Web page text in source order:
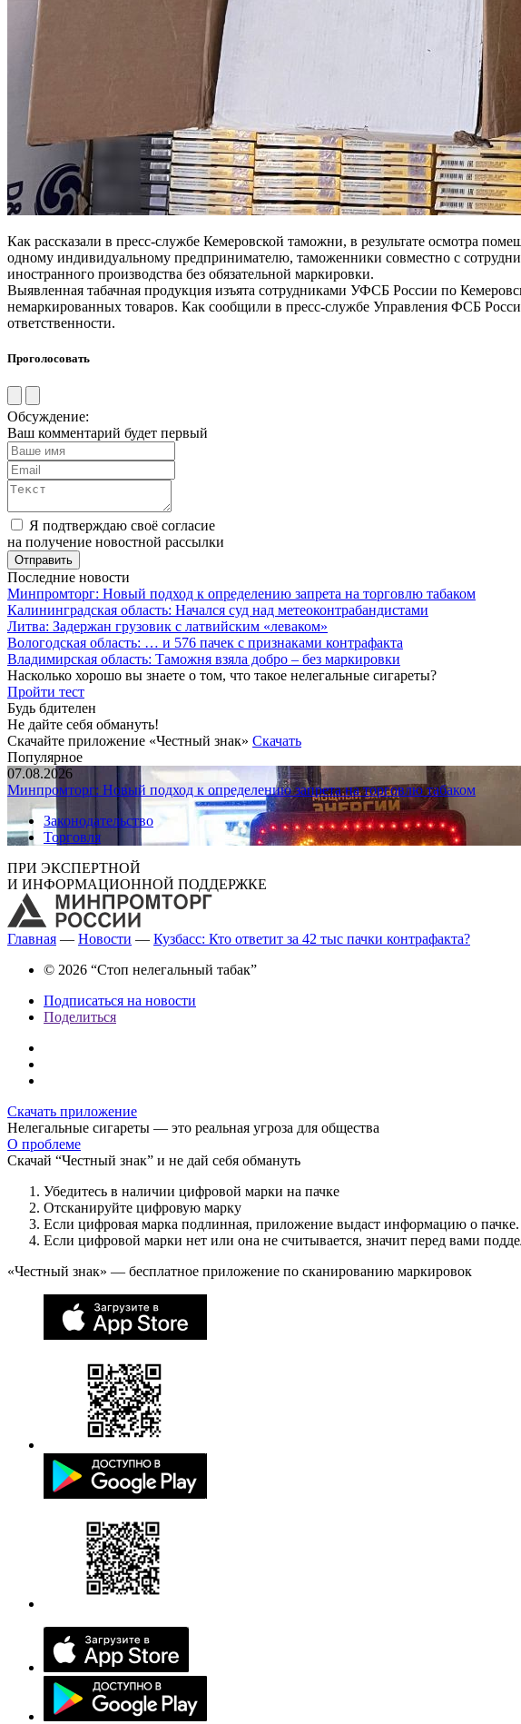
Как рассказали в пресс-службе Кемеровской таможни, в результате осмотра
одному индивидуальному предпринимателю, таможенники совместно с
иностранного производства без обязательной маркировки.
Выявленная табачная продукция изъята сотрудниками УФСБ России по
немаркированных товаров. Как сообщили в пресс-службе Управления ФСБ
ответственности.
Проголосовать
Обсуждение:
Ваш комментарий будет первый
Я подтверждаю своё согласие
на получение новостной рассылки
Последние новости
Минпромторг: Новый подход к определению запрета на торговлю табаком
Калининградская область: Начался суд над метеоконтрабандистами
Литва: Задержан грузовик с латвийским «леваком»
Вологодская область: … и 576 пачек с признаками контрафакта
Владимирская область: Таможня взяла добро – без маркировки
Насколько хорошо вы знаете о том, что такое нелегальные сигареты?
Пройти тест
Будь бдителен
Не дайте себя обмануть!
Скачайте приложение «Честный знак» Скачать
Популярное
07.08.2026
Минпромторг: Новый подход к определению запрета на торговлю табаком
Законодательство
Торговля
ПРИ ЭКСПЕРТНОЙ
И ИНФОРМАЦИОННОЙ ПОДДЕРЖКЕ
Главная — Новости — Кузбасс: Кто ответит за 42 тыс пачки контрафакта?
© 2026 “Стоп нелегальный табак”
Подписаться на новости
Поделиться
Скачать приложение
Нелегальные сигареты — это реальная угроза для общества
О проблеме
Скачай “Честный знак” и не дай себя обмануть
Убедитесь в наличии цифровой марки на пачке
Отсканируйте цифровую марку
Если цифровая марка подлинная, приложение выдаст информацию о пачке.
Если цифровой марки нет или она не считывается, значит перед вами
«Честный знак» — бесплатное приложение по сканированию маркировок